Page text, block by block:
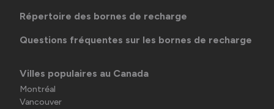
Répertoire des bornes de recharge
Questions fréquentes sur les bornes de recharge
Villes populaires au Canada
Montréal
Vancouver